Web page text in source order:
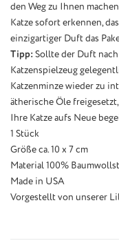
den Weg zu Ihnen
Katze sofort erkennen,
einzigartiger Duft das
Tipp:Sollte der Duft
Katzenspielzeug
Katzenminze wieder zu
ätherische Öle
Ihre Katze aufs Neue
1 Stück
Größe ca. 10 x 7 cm
Material 100%
Made in USA
Vorgestellt von unserer